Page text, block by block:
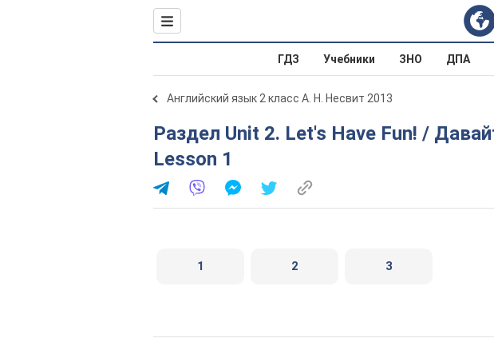
ГДЗ Учебники ЗНО ДПА
Английский язык 2 класс А. Н. Несвит 2013
Раздел Unit 2. Let's Have Fun! / Давайте розважатись!.
Lesson 1
1 2 3